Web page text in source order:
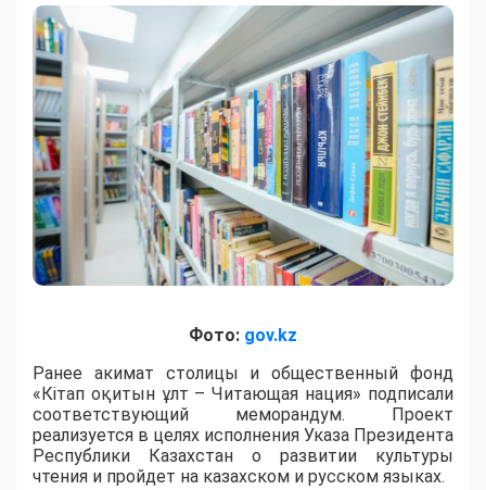
Фото: gov.kz
Ранее акимат столицы и общественный фонд
«Кітап оқитын ұлт – Читающая нация» подписали
соответствующий меморандум. Проект
реализуется в целях исполнения Указа Президента
Республики Казахстан о развитии культуры
чтения и пройдет на казахском и русском языках.